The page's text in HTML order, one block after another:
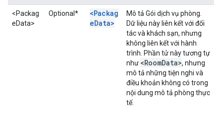
<Packag
eData>
Optional*
<Packag
eData>
Mô tả Gói dịch vụ phòng.
Dữ liệu này liên kết với đối
tác và khách sạn, nhưng
không liên kết với hành
trình. Phần tử này tương tự
như <RoomData>, nhưng
mô tả những tiện nghi và
điều khoản không có trong
nội dung mô tả phòng thực
tế.